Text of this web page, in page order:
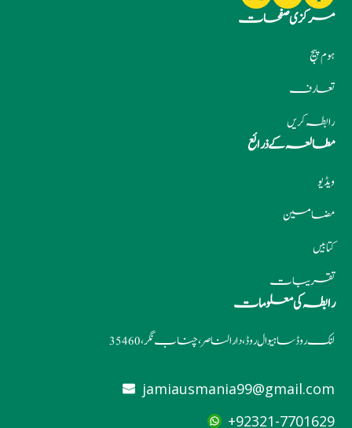
مرکزی صفحات
ہوم پیج
تعارف
رابطہ کریں
مطالعہ کے ذرائع
ویڈیو
مضامین
کتابیں
تقریبات
رابطہ کی معلومات
لنک روڈ ساہیوال روڈ، دارالناصر، چناب نگر، 35460
jamiausmania99@gmail.com
92321-7701629+